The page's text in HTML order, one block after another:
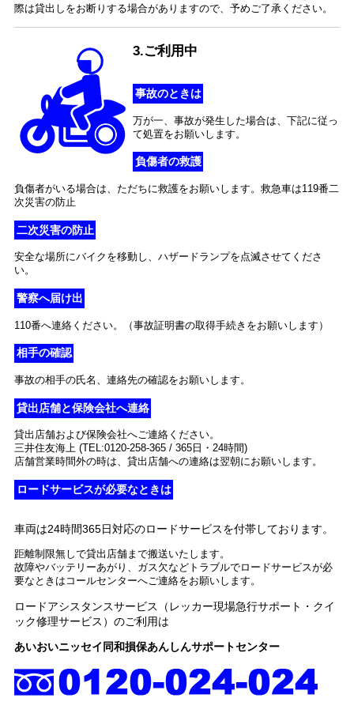
際は貸出しをお断りする場合がありますので、予めご了承ください。
3.ご利用中
事故のときは
万が一、事故が発生した場合は、下記に従っ
て処置をお願いします。
負傷者の救護
負傷者がいる場合は、ただちに救護をお願いします。救急車は119番二
次災害の防止
二次災害の防止
安全な場所にバイクを移動し、ハザードランプを点滅させてくださ
い。
警察へ届け出
110番へ連絡ください。（事故証明書の取得手続きをお願いします）
相手の確認
事故の相手の氏名、連絡先の確認をお願いします。
貸出店舗と保険会社へ連絡
貸出店舗および保険会社へご連絡ください。
三井住友海上 (TEL:0120-258-365 / 365日・24時間)
店舗営業時間外の時は、貸出店舗への連絡は翌朝にお願いします。
ロードサービスが必要なときは
車両は24時間365日対応のロードサービスを付帯しております。
距離制限無しで貸出店舗まで搬送いたします。
故障やバッテリーあがり、ガス欠などトラブルでロードサービスが必
要なときはコールセンターへご連絡をお願いします。
ロードアシスタンスサービス（レッカー現場急行サポート・クイ
ック修理サービス）のご利用は
あいおいニッセイ同和損保あんしんサポートセンター